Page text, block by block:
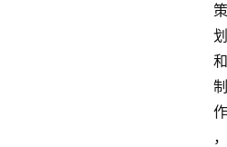
策
划
和
制
作
，